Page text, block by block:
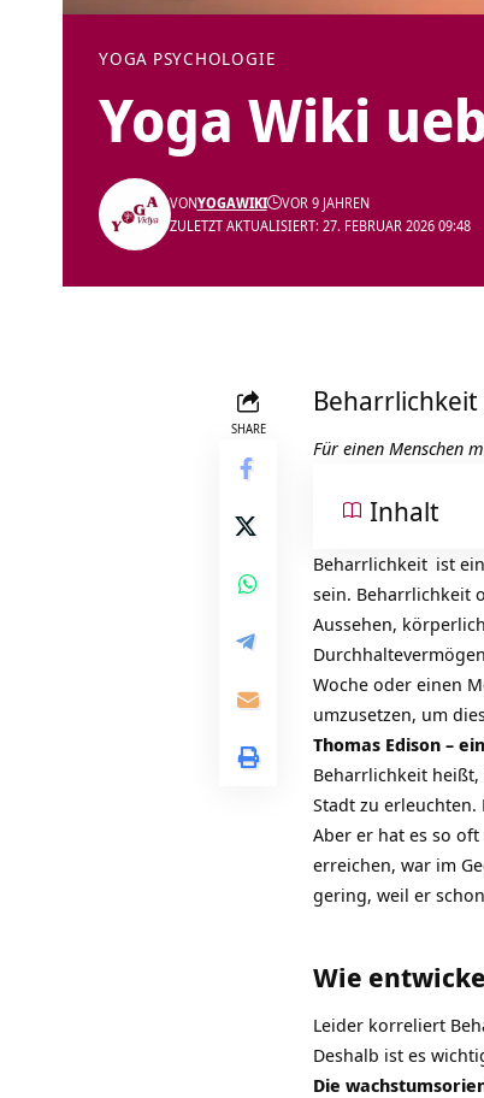
YOGA PSYCHOLOGIE
Yoga Wiki
ZULETZT AKTUALISIERT: 27. FEBRUAR 2026 09:48
VONYOGAWIKI VOR 9 JAHREN
SHARE
Für einen Menschen
Inhalt
Beharrlichkeit ist
sein. Beharrlichkeit
Aussehen,
Woche oder einen
umzusetzen, um
Thomas Edison –
Beharrlichkeit heißt,
Stadt zu erleuchten.
Aber er hat es so
erreichen, war im
gering, weil er
Wie
Leider korreliert
Deshalb ist es
Die